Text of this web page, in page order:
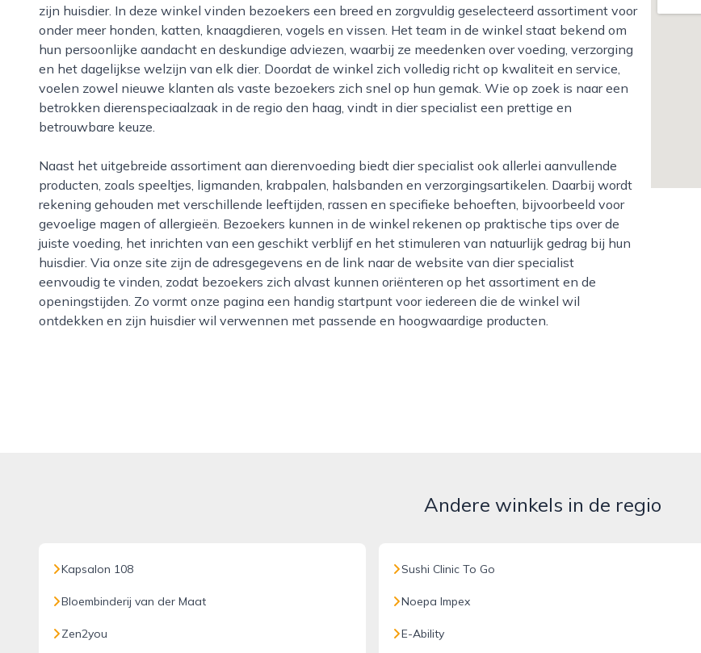
zijn huisdier. In deze winkel vinden bezoekers een breed en zorgvuldig geselecteerd assortiment voor
onder meer honden, katten, knaagdieren, vogels en vissen. Het team in de winkel staat bekend om
hun persoonlijke aandacht en deskundige adviezen, waarbij ze meedenken over voeding, verzorging
en het dagelijkse welzijn van elk dier. Doordat de winkel zich volledig richt op kwaliteit en service,
voelen zowel nieuwe klanten als vaste bezoekers zich snel op hun gemak. Wie op zoek is naar een
betrokken dierenspeciaalzaak in de regio den haag, vindt in dier specialist een prettige en
betrouwbare keuze.
Naast het uitgebreide assortiment aan dierenvoeding biedt dier specialist ook allerlei aanvullende
producten, zoals speeltjes, ligmanden, krabpalen, halsbanden en verzorgingsartikelen. Daarbij wordt
rekening gehouden met verschillende leeftijden, rassen en specifieke behoeften, bijvoorbeeld voor
gevoelige magen of allergieën. Bezoekers kunnen in de winkel rekenen op praktische tips over de
juiste voeding, het inrichten van een geschikt verblijf en het stimuleren van natuurlijk gedrag bij hun
huisdier. Via onze site zijn de adresgegevens en de link naar de website van dier specialist
eenvoudig te vinden, zodat bezoekers zich alvast kunnen oriënteren op het assortiment en de
openingstijden. Zo vormt onze pagina een handig startpunt voor iedereen die de winkel wil
ontdekken en zijn huisdier wil verwennen met passende en hoogwaardige producten.
Andere winkels in de regio
Kapsalon 108
Bloembinderij van der Maat
Zen2you
Sushi Clinic To Go
Noepa Impex
E-Ability